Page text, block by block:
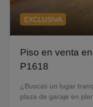
EXCLUSIVA
Piso en venta
P1618
¿Buscas un lugar
plaza de garaje en